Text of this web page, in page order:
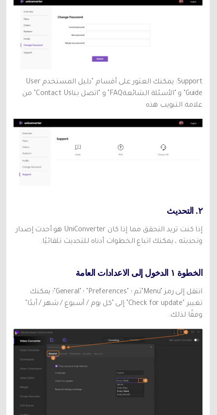
Support: يمكنك العثور على أقسام "دليل المستخدم User
Guide" و "الأسئلة الشائعةFAQ" و "اتصل بناContact Us" من
علامة التبويب هذه
٢. التحديث
إذا كنت تريد التحقق مما إذا كان UniConverter هو أحدث إصدار
وتحديثه ، يمكنك اتباع الخطوات أدناه للتحديث تلقائيًا.
الخطوة ١ الدخول إلى الاعدادات العامة
انتقل إلى رمز "Menu"ثم ؛ "Preferences" ؛ "General"؛ يمكنك
تغيير "Check for update" إلى "كل يوم / أسبوع / شهر / أبدًا"
وفقًا لذلك.